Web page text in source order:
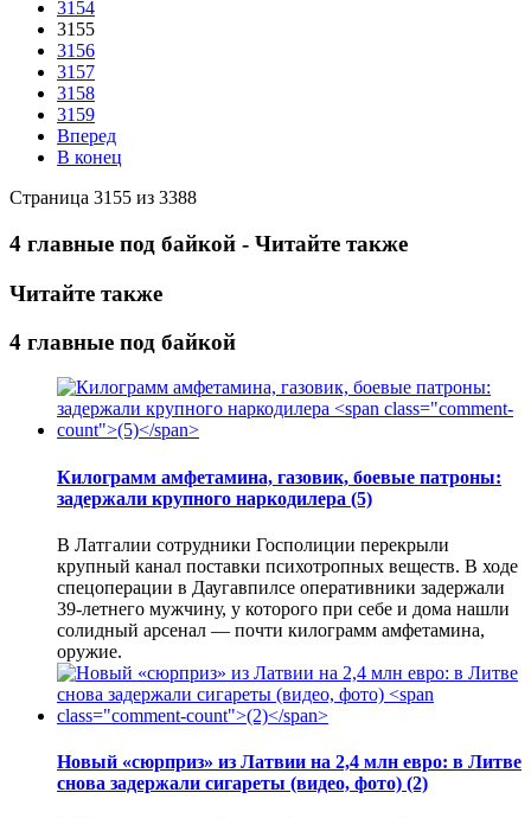
3154
3155
3156
3157
3158
3159
Вперед
В конец
Страница 3155 из 3388
4 главные под байкой - Читайте также
Читайте также
4 главные под байкой
Килограмм амфетамина, газовик, боевые патроны:
задержали крупного наркодилера (5)
В Латгалии сотрудники Госполиции перекрыли
крупный канал поставки психотропных веществ. В ходе
спецоперации в Даугавпилсе оперативники задержали
39-летнего мужчину, у которого при себе и дома нашли
солидный арсенал — почти килограмм амфетамина,
оружие.
Новый «сюрприз» из Латвии на 2,4 млн евро: в Литве
снова задержали сигареты (видео, фото) (2)